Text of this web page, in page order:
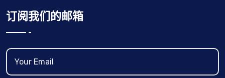
订阅我们的邮箱